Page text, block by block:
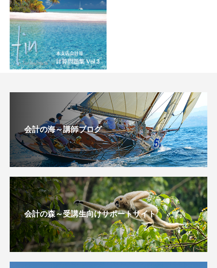
会計の海～講師ブログ
会計の森～受講生向けサポートサイト